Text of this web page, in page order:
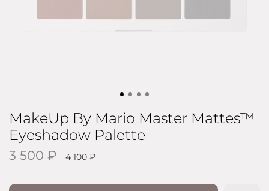
MakeUp By Mario Master Mattes™
Eyeshadow Palette
3 500 ₽ 4 100 ₽